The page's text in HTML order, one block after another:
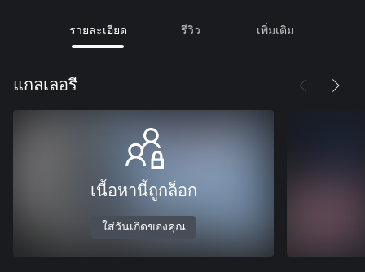
รายละเอียด รีวิว เพิ่มเติม
แกลเลอรี
เนื้อหานี้ถูกล็อก
ใส่วันเกิดของคุณ